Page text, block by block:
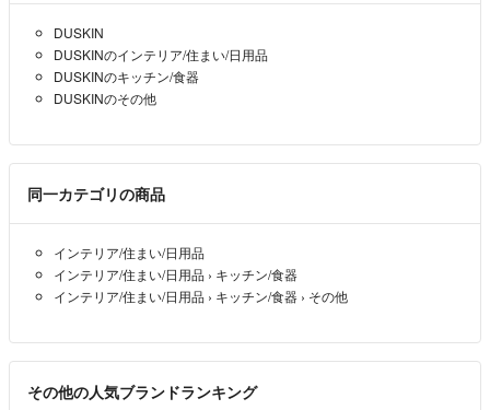
ぷちぷち、または、段ボールで梱包
※お値段交渉をお断りする商品もございます。
※お値段交渉させていただきますが、
大きなお値下げはいたしません。
自宅に猫がおりますが、
猫用品以外は戸棚に保管しております。
細心の注意を払って
猫の毛がついていないかどうか
猫アレルギーをお持ちの方は
DUSKIN
DUSKINのインテリア/住まい/日用品
DUSKINのキッチン/食器
DUSKINのその他
同一カテゴリの商品
インテリア/住まい/日用品
インテリア/住まい/日用品 › キッチン/食器
インテリア/住まい/日用品 › キッチン/食器 › その他
その他の人気ブランドランキング